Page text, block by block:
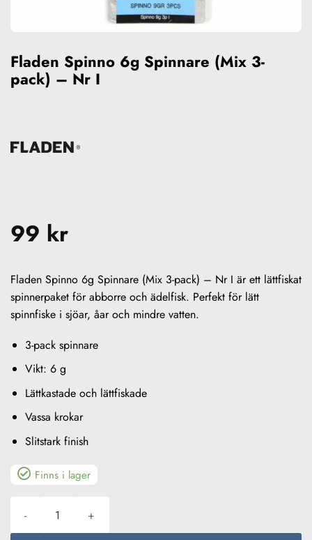
Fladen Spinno 6g Spinnare (Mix 3-
pack) – Nr I
99 kr
Fladen Spinno 6g Spinnare (Mix 3-pack) – Nr I är ett lättfiskat
spinnerpaket för abborre och ädelfisk. Perfekt för lätt
spinnfiske i sjöar, åar och mindre vatten.
3-pack spinnare
Vikt: 6 g
Lättkastade och lättfiskade
Vassa krokar
Slitstark finish
Finns i lager